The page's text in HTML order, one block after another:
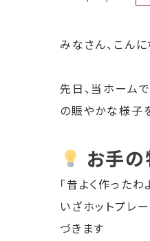
みなさん、こん
先日、当ホーム
の賑やかな様子
お手
「昔よく作った
いざホットプレ
づきます